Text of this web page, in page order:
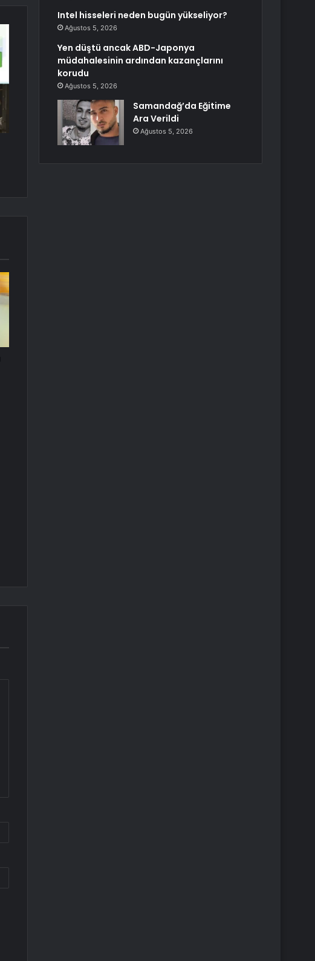
Intel hisseleri neden bugün yükseliyor?
Ağustos 5, 2026
Yen düştü ancak ABD-Japonya
müdahalesinin ardından kazançlarını
korudu
Ağustos 5, 2026
Samandağ’da Eğitime
Ara Verildi
Ağustos 5, 2026